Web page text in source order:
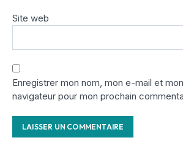
Site web
Enregistrer mon nom, mon e-mail et
navigateur pour mon prochain